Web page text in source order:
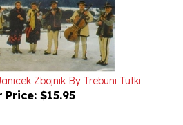
Zbojnik By Trebuni Tutki
Price:$15.95